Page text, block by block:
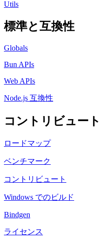
Utils
標準と互換性
Globals
Bun APIs
Web APIs
Node.js 互換性
コントリビュート
ロードマップ
ベンチマーク
コントリビュート
Windows でのビルド
Bindgen
ライセンス